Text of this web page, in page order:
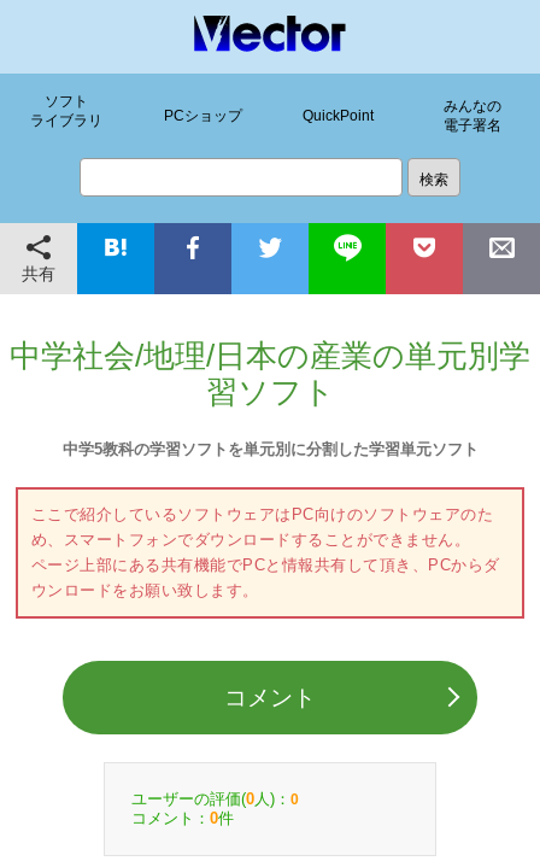
ソフト
ライブラリ
PCショップ QuickPoint
みんなの
電子署名
共有
中学社会/地理/日本の産業の単元別学
習ソフト
中学5教科の学習ソフトを単元別に分割した学習単元ソフト
ここで紹介しているソフトウェアはPC向けのソフトウェアのた
め、スマートフォンでダウンロードすることができません。
ページ上部にある共有機能でPCと情報共有して頂き、PCからダ
ウンロードをお願い致します。
コメント
ユーザーの評価(0 人)： 0
コメント： 0件